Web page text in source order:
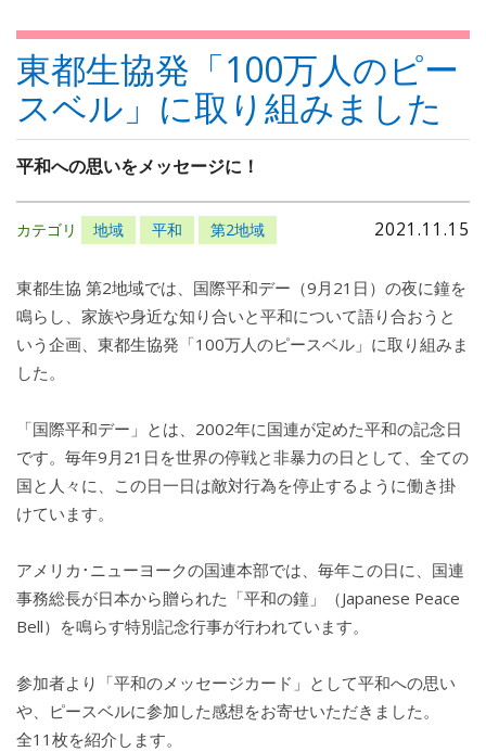
東都生協発「100万人のピー
スベル」に取り組みました
平和への思いをメッセージに！
2021.11.15
カテゴリ 地域 平和 第2地域
東都生協 第2地域では、国際平和デー（9月21日）の夜に鐘を
鳴らし、家族や身近な知り合いと平和について語り合おうと
いう企画、東都生協発「100万人のピースベル」に取り組みま
した。
「国際平和デー」とは、2002年に国連が定めた平和の記念日
です。毎年9月21日を世界の停戦と非暴力の日として、全ての
国と人々に、この日一日は敵対行為を停止するように働き掛
けています。
アメリカ･ニューヨークの国連本部では、毎年この日に、国連
事務総長が日本から贈られた「平和の鐘」（Japanese Peace
Bell）を鳴らす特別記念行事が行われています。
参加者より「平和のメッセージカード」として平和への思い
や、ピースベルに参加した感想をお寄せいただきました。
全11枚を紹介します。